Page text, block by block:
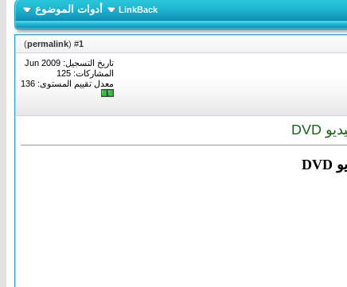
LinkBack أدوات الموضوع
1
(
permalink
)
تاريخ التسجيل: Jun 2009
المشاركات: 125
معدل تقييم المستوى: 136